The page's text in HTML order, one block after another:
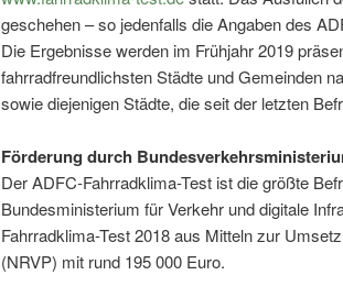
geschehen – so jedenfalls die Angaben des
Die Ergebnisse werden im Frühjahr 2019
fahrradfreundlichsten Städte und Gemeinden
sowie diejenigen Städte, die seit der letzten
Förderung durch
Der ADFC-Fahrradklima-Test ist die größte
Bundesministerium für Verkehr und digitale
Fahrradklima-Test 2018 aus Mitteln zur
(NRVP) mit rund 195 000 Euro.